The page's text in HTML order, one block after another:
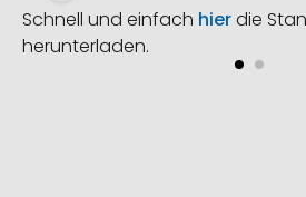
Schnell und einfach hierdie
herunterladen.